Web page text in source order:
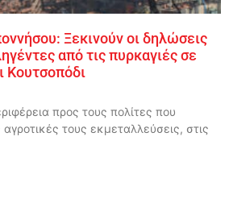
Ξεκινούν οι δηλώσεις
από τις πυρκαγιές σε
Κουτσοπόδι
προς τους πολίτες που
τους εκμεταλλεύσεις, στις